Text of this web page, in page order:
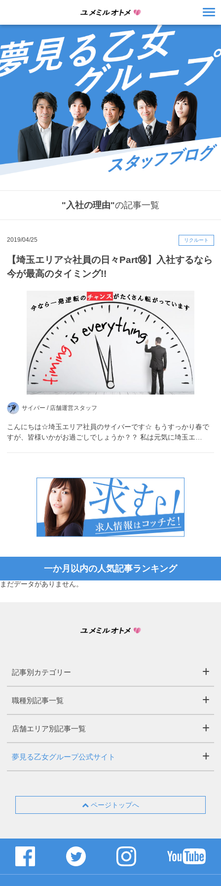
"入社の理由"の記事一覧
2019/04/25 リクルート
【埼玉エリア☆社員の日々Part⑭】入社するなら
今が最高のタイミング!!
サイバー / 店舗運営スタッフ
こんにちは☆埼玉エリア社員のサイバーです☆ もうすっかり春で
すが、皆様いかがお過ごしでしょうか？？ 私は元気に埼玉エ…
一か月以内の人気記事ランキング
まだデータがありません。
記事別カテゴリー
職種別記事一覧
店舗エリア別記事一覧
夢見る乙女グループ公式サイト
ページトップへ